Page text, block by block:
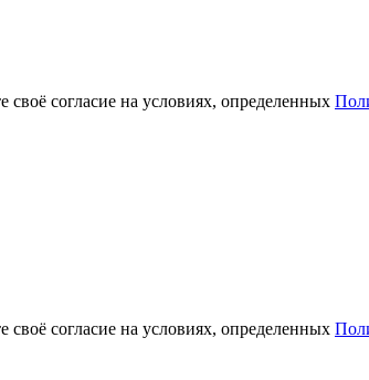
согласие на условиях, определенных
согласие на условиях, определенных